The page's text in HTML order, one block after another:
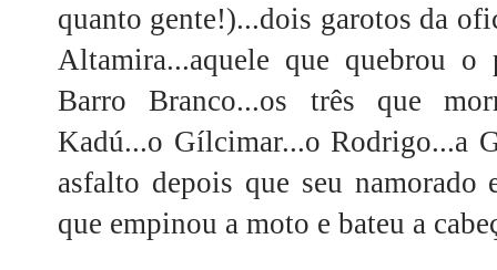
quanto gente!)...dois garotos da
Altamira...aquele que quebrou
Barro Branco...os três que
Kadú...o Gílcimar...o Rodrigo...a
asfalto depois que seu
que empinou a moto e bateu a